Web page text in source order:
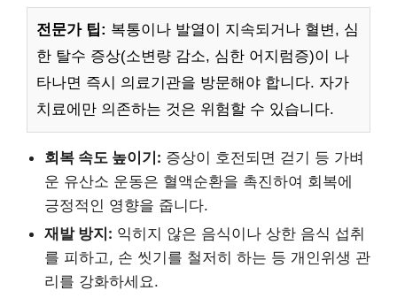
전문가 팁: 복통이나 발열이 지속되거나 혈변, 심
한 탈수 증상(소변량 감소, 심한 어지럼증)이 나
타나면 즉시 의료기관을 방문해야 합니다. 자가
치료에만 의존하는 것은 위험할 수 있습니다.
회복 속도 높이기: 증상이 호전되면 걷기 등 가벼
운 유산소 운동은 혈액순환을 촉진하여 회복에
긍정적인 영향을 줍니다.
재발 방지: 익히지 않은 음식이나 상한 음식 섭취
를 피하고, 손 씻기를 철저히 하는 등 개인위생 관
리를 강화하세요.